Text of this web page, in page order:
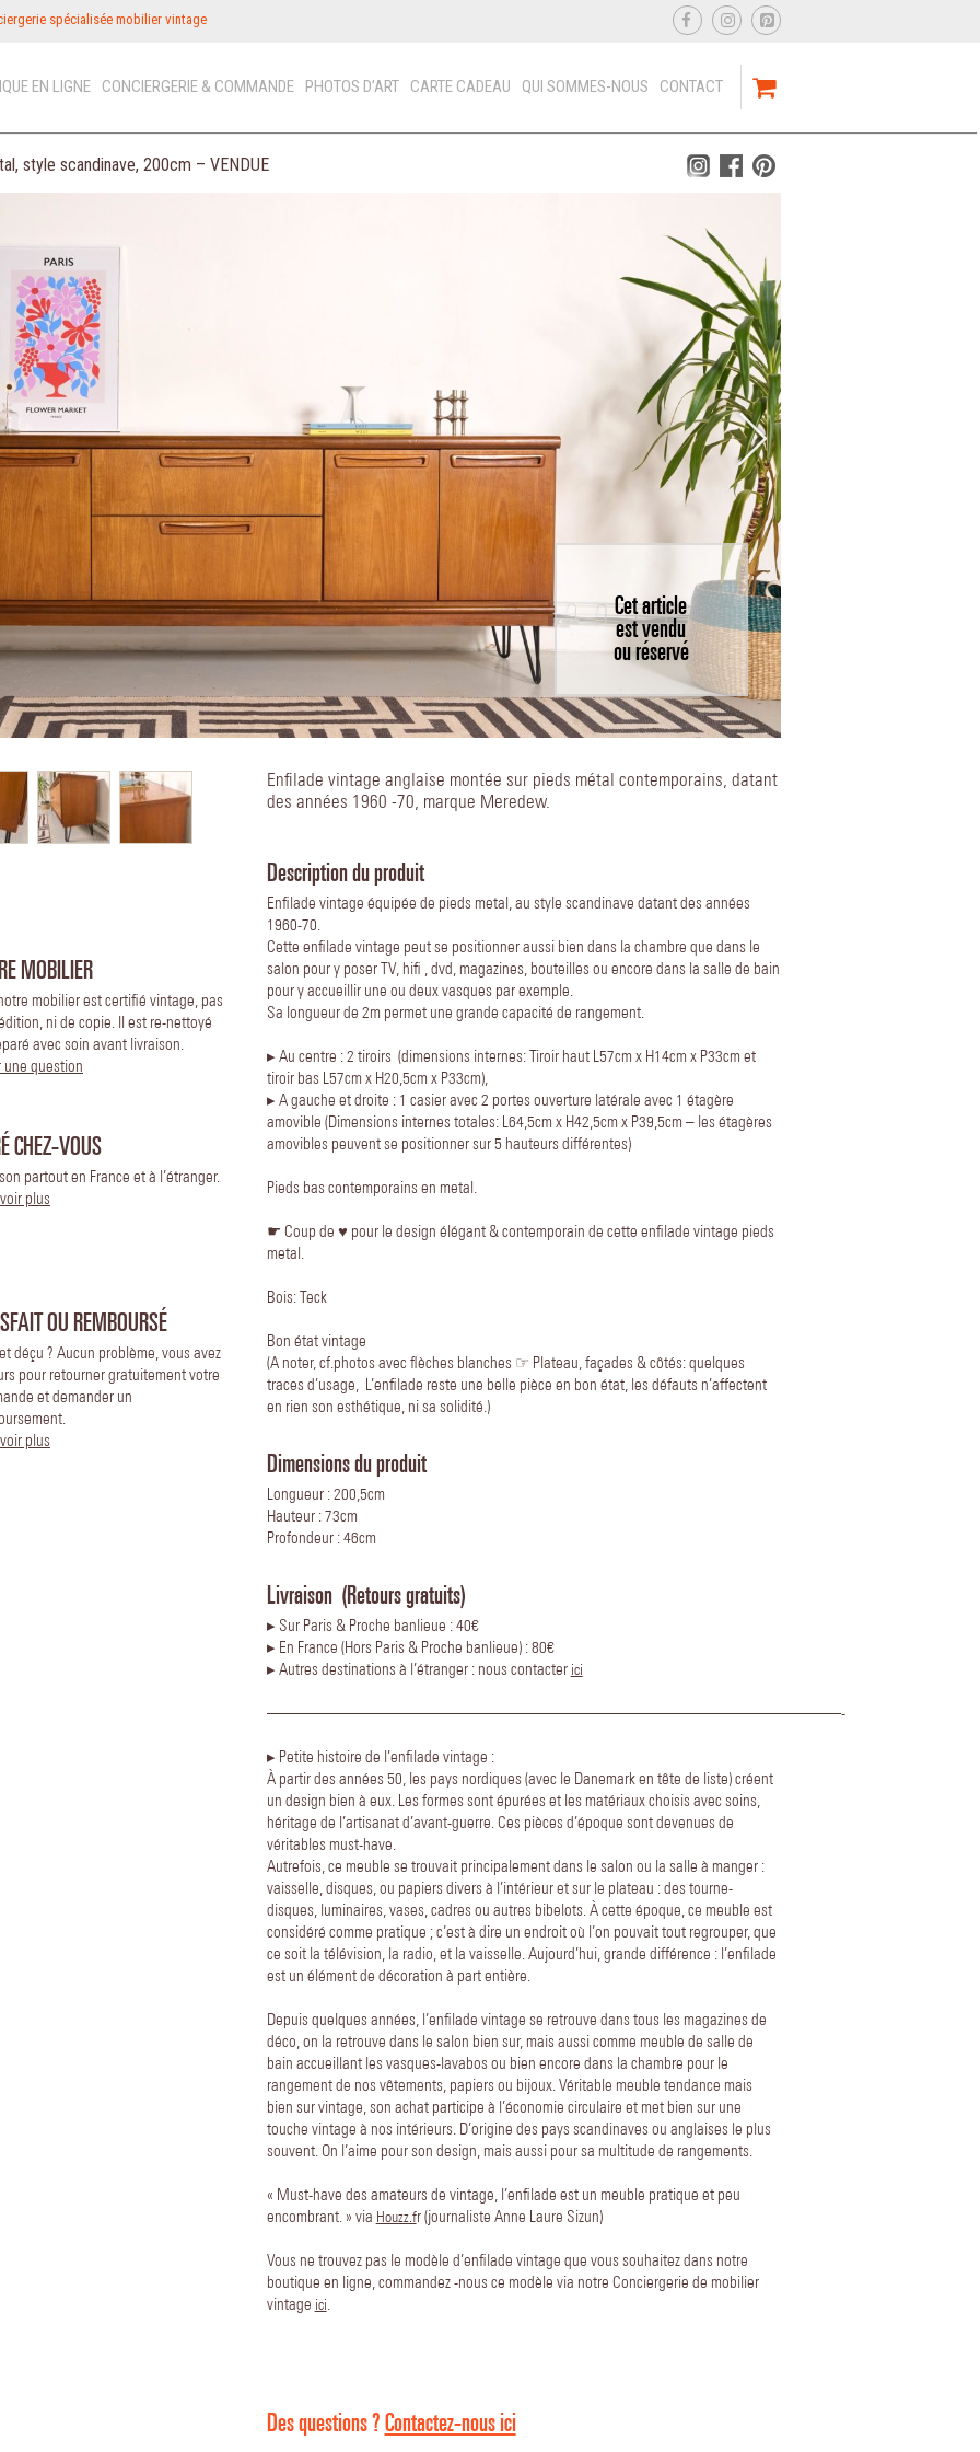
spécialisée mobilier vintage
EN LIGNE CONCIERGERIE & COMMANDE PHOTOS D’ART CARTE CADEAU QUI SOMMES-NOUS CONTACT
style scandinave, 200cm – VENDUE
Cet article
est vendu
ou réservé
MOBILIER
mobilier est certifié vintage, pas
ni de copie. Il est re-nettoyé
avec soin avant livraison.
une question
CHEZ-VOUS
partout en France et à l’étranger.
plus
OU REMBOURSÉ
déçu ? Aucun problème, vous avez
pour retourner gratuitement votre
et demander un
plus
Enfilade vintage anglaise montée sur pieds métal contemporains, datant
des années 1960 -70, marque Meredew.
Description du produit
Enfilade vintage équipée de pieds metal, au style scandinave datant des années
1960-70.
Cette enfilade vintage peut se positionner aussi bien dans la chambre que dans le
salon pour y poser TV, hifi , dvd, magazines, bouteilles ou encore dans la salle de bain
pour y accueillir une ou deux vasques par exemple.
Sa longueur de 2m permet une grande capacité de rangement.
▸ Au centre : 2 tiroirs (dimensions internes: Tiroir haut L57cm x H14cm x P33cm et
tiroir bas L57cm x H20,5cm x P33cm),
▸ A gauche et droite : 1 casier avec 2 portes ouverture latérale avec 1 étagère
amovible (Dimensions internes totales: L64,5cm x H42,5cm x P39,5cm – les étagères
amovibles peuvent se positionner sur 5 hauteurs différentes)
Pieds bas contemporains en metal.
☛ Coup de ♥️ pour le design élégant & contemporain de cette enfilade vintage pieds
metal.
Bois: Teck
Bon état vintage
(A noter, cf.photos avec flèches blanches ☞ Plateau, façades & côtés: quelques
traces d’usage, L’enfilade reste une belle pièce en bon état, les défauts n’affectent
en rien son esthétique, ni sa solidité.)
Dimensions du produit
Longueur : 200,5cm
Hauteur : 73cm
Profondeur : 46cm
Livraison (Retours gratuits)
▸ Sur Paris & Proche banlieue : 40€
▸ En France (Hors Paris & Proche banlieue) : 80€
▸ Autres destinations à l’étranger : nous contacter ici
———————————————————————————————————-
▸ Petite histoire de l’enfilade vintage :
À partir des années 50, les pays nordiques (avec le Danemark en tête de liste) créent
un design bien à eux.
Les formes sont épurées et les matériaux choisis avec soins,
héritage de l’artisanat d’avant-guerre. Ces pièces d’époque sont devenues de
véritables must-have.
Autrefois, ce meuble se trouvait principalement dans le salon ou la salle à manger :
vaisselle, disques, ou papiers divers à l’intérieur et sur le plateau : des tourne-
disques, luminaires, vases, cadres ou autres bibelots. À cette époque, ce meuble est
considéré comme pratique ; c’est à dire un endroit où l’on pouvait tout regrouper, que
ce soit la télévision, la radio, et la vaisselle. Aujourd’hui, grande différence : l’enfilade
est un élément de décoration à part entière.
Depuis quelques années, l’enfilade vintage se retrouve dans tous les magazines de
déco, on la retrouve dans le salon bien sur, mais aussi comme meuble de salle de
bain accueillant les vasques-lavabos ou bien encore dans la chambre pour le
rangement de nos vêtements, papiers ou bijoux. Véritable meuble tendance mais
bien sur vintage, son achat participe à l’économie circulaire et met bien sur une
touche vintage à nos intérieurs. D’origine des pays scandinaves ou anglaises le plus
souvent. On l’aime pour son design, mais aussi pour sa multitude de rangements.
« Must-have des amateurs de vintage, l’enfilade est un meuble pratique et peu
encombrant. » via Houzz.fr (journaliste Anne Laure Sizun)
Vous ne trouvez pas le modèle d’enfilade vintage que vous souhaitez dans notre
boutique en ligne, commandez -nous ce modèle via notre Conciergerie de mobilier
vintage ici
Des questions ?Contactez-nous ici